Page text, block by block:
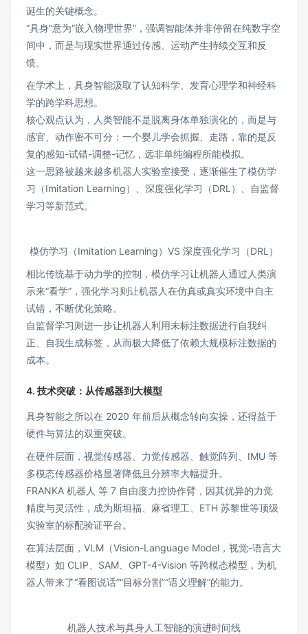
诞生的关键概念。
“具身”意为“嵌入物理世界”，强调智能体并非停留在纯数字空
间中，而是与现实世界通过传感、运动产生持续交互和反
馈。
在学术上，具身智能汲取了认知科学、发育心理学和神经科
学的跨学科思想。
核心观点认为，人类智能不是脱离身体单独演化的，而是与
感官、动作密不可分：一个婴儿学会抓握、走路，靠的是反
复的感知-试错-调整-记忆，远非单纯编程所能模拟。
这一思路被越来越多机器人实验室接受，逐渐催生了模仿学
习（Imitation Learning）、深度强化学习（DRL）、自监督
学习等新范式。
模仿学习（Imitation Learning）VS 深度强化学习（DRL）
相比传统基于动力学的控制，模仿学习让机器人通过人类演
示来“看学”，强化学习则让机器人在仿真或真实环境中自主
试错，不断优化策略。
自监督学习则进一步让机器人利用未标注数据进行自我纠
正、自我生成标签，从而极大降低了依赖大规模标注数据的
成本。
4. 技术突破：从传感器到大模型
具身智能之所以在 2020 年前后从概念转向实操，还得益于
硬件与算法的双重突破。
在硬件层面，视觉传感器、力觉传感器、触觉阵列、IMU 等
多模态传感器价格显著降低且分辨率大幅提升。
FRANKA 机器人 等 7 自由度力控协作臂，因其优异的力觉
精度与灵活性，成为斯坦福、麻省理工、ETH 苏黎世等顶级
实验室的标配验证平台。
在算法层面，VLM（Vision-Language Model，视觉-语言大
模型）如 CLIP、SAM、GPT-4-Vision 等跨模态模型，为机
器人带来了“看图说话”“目标分割”“语义理解”的能力。
机器人技术与具身人工智能的演进时间线